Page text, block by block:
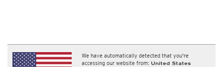
We have automatically detected that you're
accessing our website from: United States